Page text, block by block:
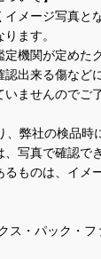
メージ写真と
ます。
機関が定めた
出来る傷など
ませんのでご
、弊社の検品時
写真で確認で
ものは、イメ
ス・パック・